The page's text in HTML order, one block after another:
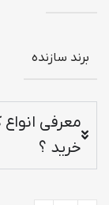
برند سازنده
معرفی
خرید ؟